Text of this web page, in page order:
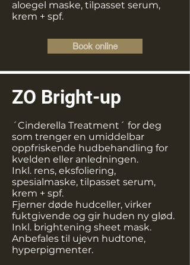
aloegel maske, tilpasset serum,
krem + spf.
Book online
ZO Bright-up
´Cinderella Treatment´ for deg
som trenger en umiddelbar
oppfriskende hudbehandling for
kvelden eller anledningen.
Inkl. rens, eksfoliering,
spesialmaske, tilpasset serum,
krem + spf.
Fjerner døde hudceller, virker
fuktgivende og gir huden ny glød.
Inkl. brightening sheet mask.
Anbefales til ujevn hudtone,
hyperpigmenter.